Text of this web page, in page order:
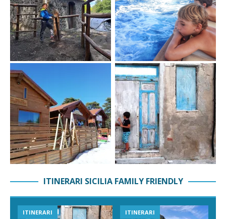
ITINERARI SICILIA FAMILY FRIENDLY
ITINERARI ITINERARI